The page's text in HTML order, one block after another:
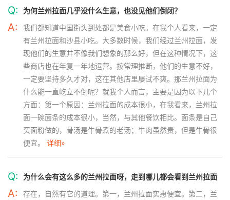
Q: 为何兰州拉面几乎没什么生意，也没见他们倒闭？
A:
我们都知道中国街头到处都是美食小吃。在我个人看来，一定
有兰州拉面和沙县小吃。大多数时候，我们经过兰州拉面，发
现他们的生意并不像我们想象的那么好，但在这种情况下，这
些商店也在年复一年地运营。按常理推断，他们的生意不好，
一定要坚持多久才对，这在其他店里屡试不爽。那兰州拉面为
什么能一直屹立不倒呢？就我个人而言，主要是因为以下几个
方面：第一个原因：兰州拉面的成本很小，在我看来，兰州拉
面一碗面条的成本很小，当然，与其他餐饮相比。面条是自己
买面粉做的，骨汤是牛骨煮的老汤；牛肉虽然贵，但是牛骨很
便宜。 详细»
Q: 为什么会有这么多的兰州拉面呀，走到哪儿都会看到兰州拉面
A:
存在，自然有它的道理。第一，兰州拉面实惠便宜。第二，兰